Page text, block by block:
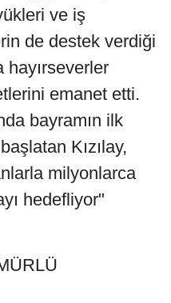
ve iş
de destek verdiği
hayırseverler
emanet etti.
bayramın ilk
Kızılay,
milyonlarca
hedefliyor"